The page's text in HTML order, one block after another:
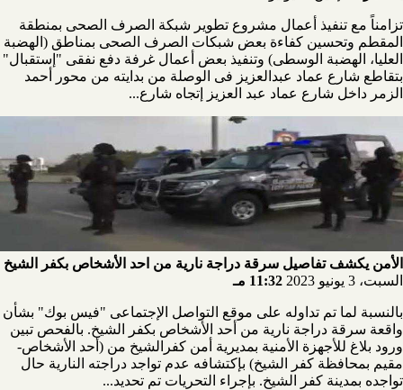
تزامناً مع تنفيذ أعمال مشروع تطوير شبكة الصرف الصحى بمنطقة
المقطم وتحسين كفاءة بعض شبكات الصرف الصحى بمناطق (الهضبة
العليا، الهضبة الوسطى) وتنفيذ بعض أعمال غرفة دفع نفقى "إستقبال"
بتقاطع شارع عماد عبدالعزيز فى الوصلة من بدايته من محور أحمد
الزمر داخل شارع عماد عبد العزيز إتجاه شارع...
الأمن يكشف تفاصيل سرقة دراجة نارية من احد الأشخاص بكفر الشيخ
السبت، 3 يونيو 2023
11:32 مـ
بالنسبة لما تم تداوله على موقع التواصل الإجتماعى "فيس بوك" بشأن
واقعة سرقة دراجة نارية من أحد الأشخاص بكفر الشيخ. بالفحص تبين
ورود بلاغ للأجهزة الأمنية بمديرية أمن كفرالشيخ من (أحد الأشخاص-
مقيم بمحافظة كفر الشيخ) بإكتشافه عدم تواجد دراجته النارية حال
تواجده بمدينة كفر الشيخ. بإجراء التحريات تم تحديد...